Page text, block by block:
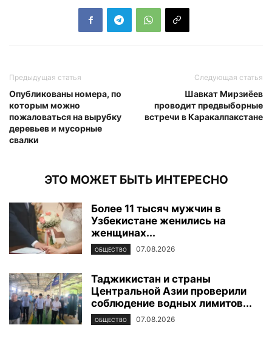
Предыдущая статья
Опубликованы номера, по
которым можно
пожаловаться на вырубку
деревьев и мусорные
свалки
Следующая статья
Шавкат Мирзиёев
проводит предвыборные
встречи в Каракалпакстане
ЭТО МОЖЕТ БЫТЬ ИНТЕРЕСНО
Более 11 тысяч мужчин в
Узбекистане женились на
женщинах...
ОБЩЕСТВО 07.08.2026
Таджикистан и страны
Центральной Азии проверили
соблюдение водных лимитов...
ОБЩЕСТВО 07.08.2026